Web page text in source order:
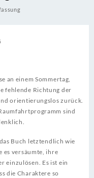
an einem Sommertag,
fehlende Richtung der
orientierungslos zurück.
sind
Buch letztendlich wie
es versäumte, ihre
einzulösen. Es ist ein
die Charaktere so